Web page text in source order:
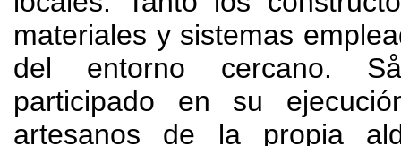
materiales y sistemas
del entorno cercano.
participado en su
artesanos de la propia